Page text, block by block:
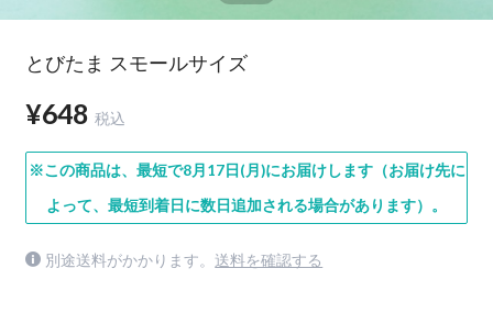
とびたま スモールサイズ
¥648 税込
※この商品は、最短で8月17日(月)にお届けします（お届け先に
よって、最短到着日に数日追加される場合があります）。
別途送料がかかります。 送料を確認する